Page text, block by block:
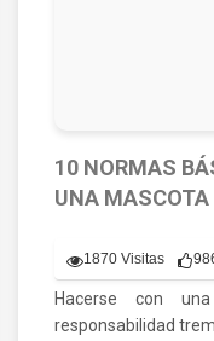
10 NORMAS
UNA
1870 Visitas
Hacerse con
responsabilidad